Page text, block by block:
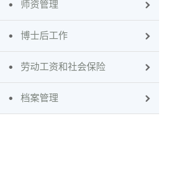
师资管理
博士后工作
劳动工资和社会保险
档案管理